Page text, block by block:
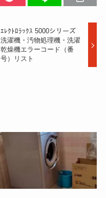
ｴﾚｸﾄﾛﾗｯｸｽ 5000シリーズ
洗濯機・汚物処理機・洗濯
乾燥機エラーコード（番
号）リスト